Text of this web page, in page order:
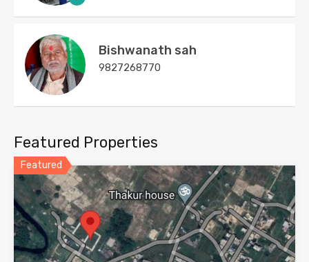
Bishwanath sah
9827268770
Featured Properties
Featured